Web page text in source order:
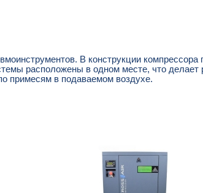
В конструкции компрессора
расположены в одном месте, что делает
примесям в подаваемом воздухе.